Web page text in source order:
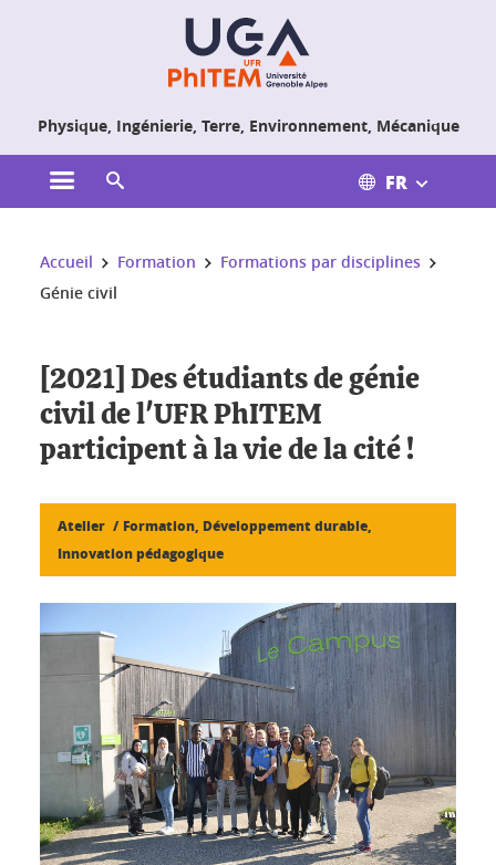
Physique, Ingénierie, Terre, Environnement, Mécanique
Ouvrir le menu principal FR
Vous êtes ici :
Accueil Formation
Formations par disciplines
Génie civil
[2021] Des étudiants de génie
civil de l'UFR PhITEM
participent à la vie de la cité !
Atelier
Formation, Développement durable,
Innovation pédagogique